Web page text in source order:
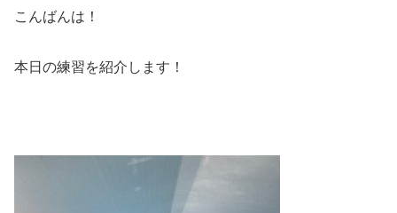
こんばんは！
本日の練習を紹介します！